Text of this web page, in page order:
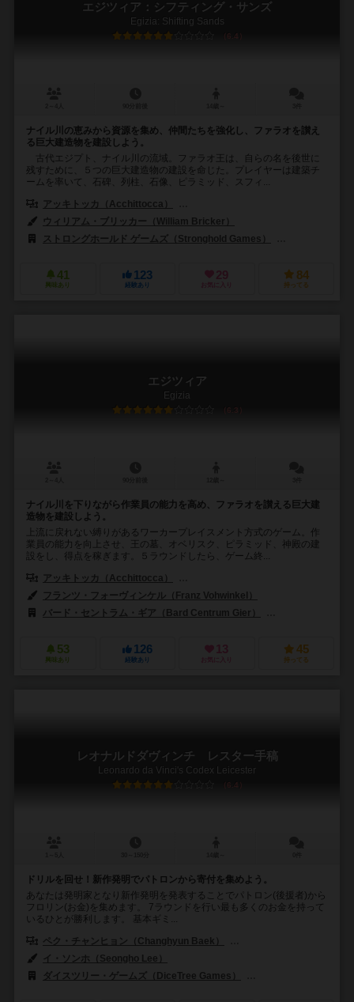
エジツィア：シフティング・サンズ
Egizia: Shifting Sands
6.4
ナイル川の恵みから資源を集め、仲間たちを強化し、ファラオを讃え
る巨大建造物を建設しよう。
古代エジプト、ナイル川の流域。ファラオ王は、自らの名を後世に
残すために、５つの巨大建造物の建設を命じた。プレイヤーは建築チ
ームを率いて、石碑、列柱、石像、ピラミッド、スフィ...
アッキトッカ（Acchittocca）
ウィリアム・ブリッカー（William Bricker）
ストロングホールド ゲームズ（Stronghold Games）
41
興味あり
123
経験あり
29
お気に入り
84
持ってる
エジツィア
Egizia
6.3
ナイル川を下りながら作業員の能力を高め、ファラオを讃える巨大建
造物を建設しよう。
上流に戻れない縛りがあるワーカープレイスメント方式のゲーム。作
業員の能力を向上させ、王の墓、オベリスク、ピラミッド、神殿の建
設をし、得点を稼ぎます。５ラウンドしたら、ゲーム終...
アッキトッカ（Acchittocca）
フランツ・フォーヴィンケル（Franz Vohwinkel）
バード・セントラム・ギア（Bard Centrum Gier）
53
興味あり
126
経験あり
13
お気に入り
45
持ってる
レオナルドダヴィンチ レスター手稿
Leonardo da Vinci's Codex Leicester
6.4
ドリルを回せ！新作発明でパトロンから寄付を集めよう。
あなたは発明家となり新作発明を発表することでパトロン(後援者)から
フロリン(お金)を集めます。 7ラウンドを行い最も多くのお金を持って
いるひとが勝利します。 基本ギミ...
ペク・チャンヒョン（Changhyun Baek）
イ・ソンホ（Seongho Lee）
ダイスツリー・ゲームズ（DiceTree Games）